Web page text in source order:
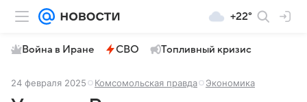
+22°
Война в Иране СВО Топливный кризис
24 февраля 2025 Комсомольская правда Экономика